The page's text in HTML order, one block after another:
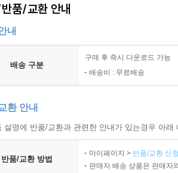
품/교환 안내
내
배송 구분
구매 후 즉시 다운로드 가능
배송비 : 무료배송
환 안내
설명에 반품/교환과 관련한 안내가 있는경우 아
반품/교환 방법
마이페이지 > 반품/교환 신
판매자 배송 상품은 판매자